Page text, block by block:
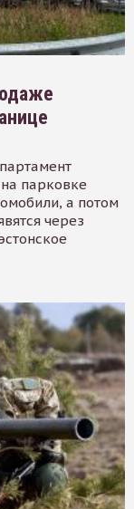
парковке
а потом
через